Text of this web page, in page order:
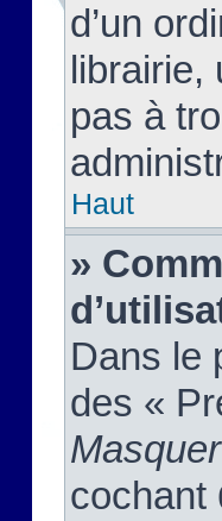
d’un
librairie,
pas à
Haut
»
Dans le
des «
cochant